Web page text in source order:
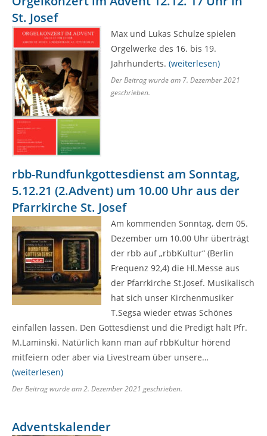
St. Josef
Max und Lukas Schulze spielen
Orgelwerke des 16. bis 19.
Jahrhunderts. (weiterlesen)
Der Beitrag wurde am 7. Dezember 2021
geschrieben.
rbb-Rundfunkgottesdienst am Sonntag,
5.12.21 (2.Advent) um 10.00 Uhr aus der
Pfarrkirche St. Josef
Am kommenden Sonntag, dem 05.
Dezember um 10.00 Uhr überträgt
der rbb auf „rbbKultur“ (Berlin
Frequenz 92,4) die Hl.Messe aus
der Pfarrkirche St.Josef. Musikalisch
hat sich unser Kirchenmusiker
T.Segsa wieder etwas Schönes
einfallen lassen. Den Gottesdienst und die Predigt hält Pfr.
M.Laminski. Natürlich kann man auf rbbKultur hörend
mitfeiern oder aber via Livestream über unsere…
(weiterlesen)
Der Beitrag wurde am2. Dezember 2021 geschrieben.
Adventskalender